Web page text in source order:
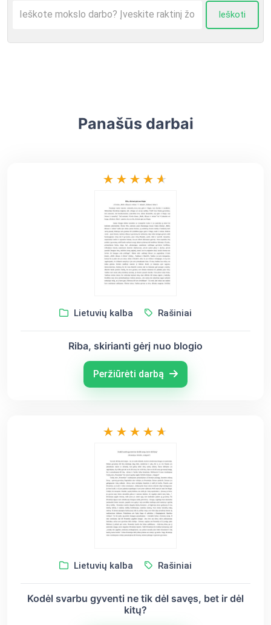
Ieškoti
Panašūs darbai
Lietuvių kalba Rašiniai
Riba, skirianti gėrį nuo blogio
Peržiūrėti darbą
Lietuvių kalba Rašiniai
Kodėl svarbu gyventi ne tik dėl savęs, bet ir dėl
kitų?